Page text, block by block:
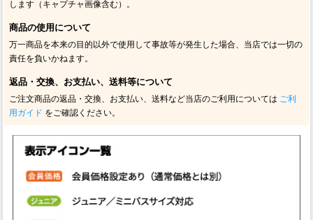
します（キャプチャ画像含む）。
商品の使用について
万一商品を本来の目的以外で使用して事故等が発生した場合、当店では一切の
責任を負いかねます。
返品・交換、お支払い、送料等について
ご注文商品の返品・交換、お支払い、送料など当店のご利用については ご利
用ガイド をご確認ください。